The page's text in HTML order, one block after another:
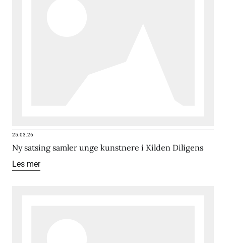
25.03.26
Ny satsing samler unge kunstnere i Kilden Diligens
Les mer